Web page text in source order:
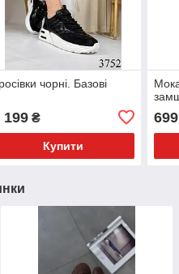
чорні. Базові
199₴
Купити
699